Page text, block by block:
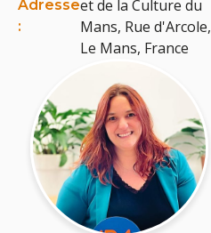
Adresse
:
et de la Culture du
Mans, Rue d'Arcole,
Le Mans, France